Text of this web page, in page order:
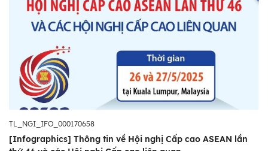
TL_NGI_IFO_000170658
[Infographics] Thông tin về Hội nghị Cấp cao ASEAN lần